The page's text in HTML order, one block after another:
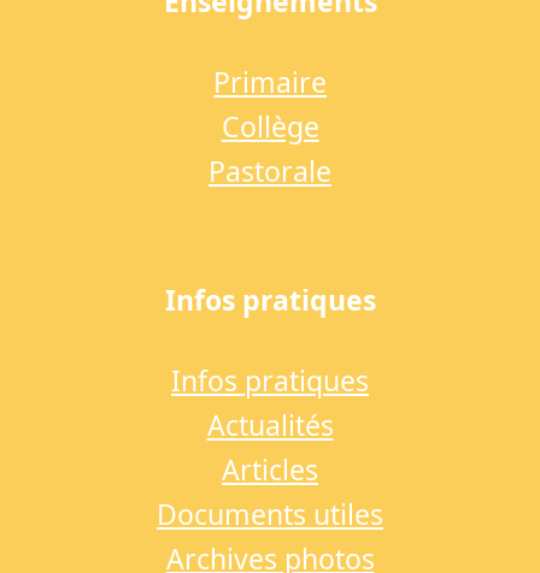
Primaire
Collège
Pastorale
Infos pratiques
Infos pratiques
Actualités
Articles
Documents utiles
Archives photos